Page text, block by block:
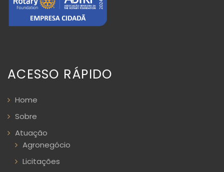
ACESSO RÁPIDO
Home
Sobre
Atuação
Agronegócio
Licitações